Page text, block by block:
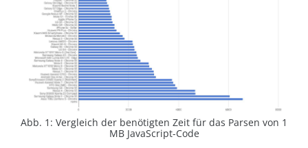
Abb. 1: Vergleich der benötigten Zeit für das Parsen von 1
MB JavaScript-Code